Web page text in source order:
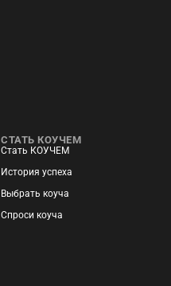
СТАТЬ КОУЧЕМ
Стать КОУЧЕМ
История успеха
Выбрать коуча
Спроси коуча